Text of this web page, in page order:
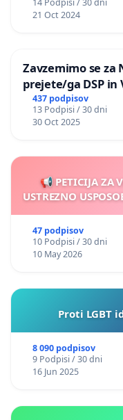
14 Podpisi / 30 dni
21 Oct 2024
Zavzemimo se za
prejete/ga DSP in
437 podpisov
13 Podpisi / 30 dni
30 Oct 2025
📢 PETICIJA ZA
USTREZNO
47 podpisov
10 Podpisi / 30 dni
10 May 2026
Proti LGBT
8 090 podpisov
9 Podpisi / 30 dni
16 Jun 2025